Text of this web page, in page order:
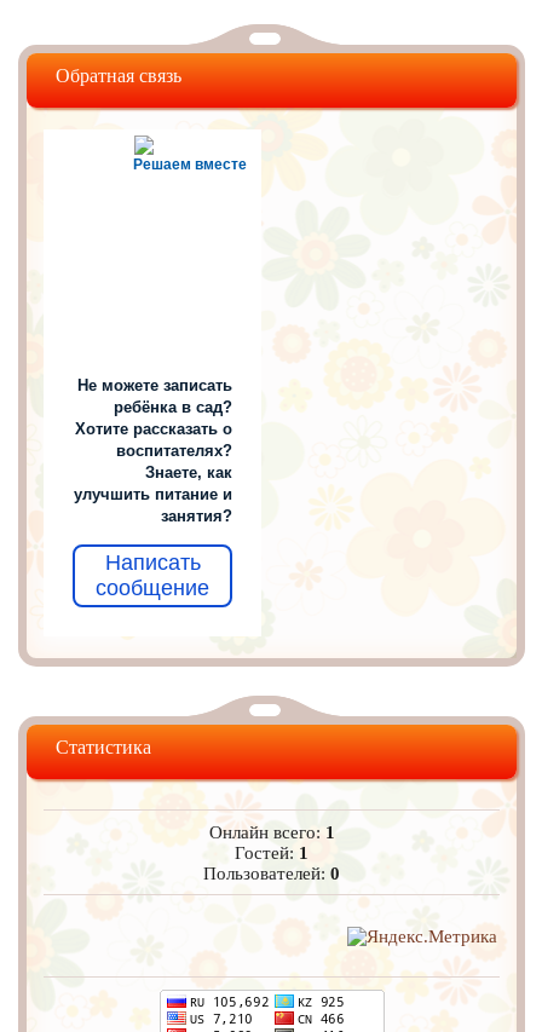
Обратная связь
Решаем вместе
Не можете записать
ребёнка в сад?
Хотите рассказать о
воспитателях?
Знаете, как
улучшить питание и
занятия?
Написать
сообщение
Статистика
Онлайн всего: 1
Гостей: 1
Пользователей:0